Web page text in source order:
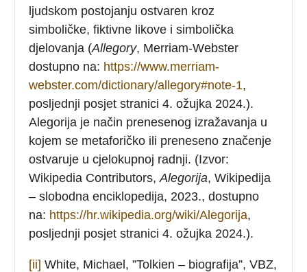
ljudskom postojanju ostvaren kroz
simboličke, fiktivne likove i simbolička
djelovanja (Allegory, Merriam-Webster
dostupno na: https://www.merriam-
webster.com/dictionary/allegory#note-1,
posljednji posjet stranici 4. ožujka 2024.).
Alegorija je način prenesenog izražavanja u
kojem se metaforičko ili preneseno značenje
ostvaruje u cjelokupnoj radnji. (Izvor:
Wikipedia Contributors,Alegorija, Wikipedija
– slobodna enciklopedija, 2023., dostupno
na: https://hr.wikipedia.org/wiki/Alegorija,
posljednji posjet stranici 4. ožujka 2024.).
[ii] White, Michael, ”Tolkien – biografija”, VBZ,